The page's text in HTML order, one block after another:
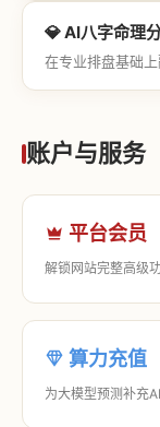
💎 AI八字命理
账户与服务
平台会员
解锁网站完整高级
算力充值
为大模型预测补充